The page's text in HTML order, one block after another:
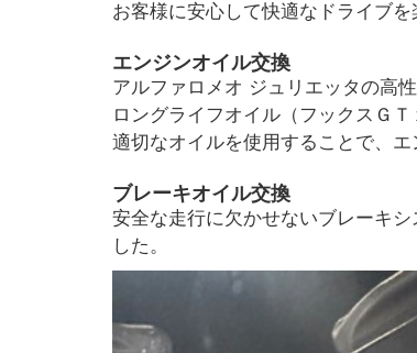
お客様に安心して快適なドライブ
エンジンオイル交換
アルファロメオ ジュリエッタの高
ロングライフオイル（フックスＧＴ
適切なオイルを使用することで、
ブレーキオイル交換
安全な走行に欠かせないブレーキ
した。